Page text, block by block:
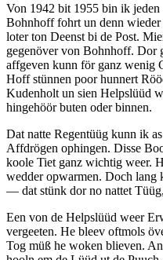
Von 1942 bit 1955 bin ik
Bohnhoff fohrt un denn
loter ton Deenst bi de Post.
gegenöver von Bohnhoff. Dor
affgeven kunn för ganz wenig
Hoff stünnen poor hunnert
Kudenholt un sien Helpslüüd
hingehöör buten oder binnen.
Dat natte Regentüüg kunn ik
Affdrögen ophingen. Disse
koole Tiet ganz wichtig weer.
wedder opwarmen. Doch
— dat stünk dor no nattet
Een von de Helpslüüd weer
vergeeten. He bleev oftmols
Tog müß he woken blieven.